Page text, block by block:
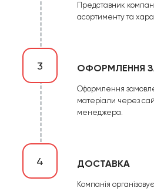
Представник
асортименту та
3 ОФОРМЛЕННЯ
Оформлення
матеріали через
менеджера.
4 ДОСТАВКА
Компанія